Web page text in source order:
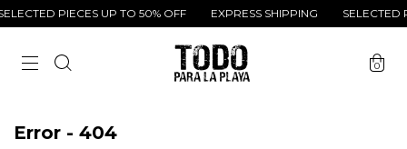
PIECES UP TO 50% OFF EXPRESS SHIPPING SELECTED
0
Error - 404